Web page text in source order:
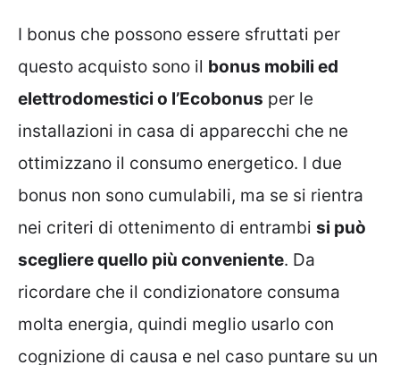
I bonus che possono essere sfruttati per
questo acquisto sono il bonus mobili ed
elettrodomestici o l’Ecobonus per le
installazioni in casa di apparecchi che ne
ottimizzano il consumo energetico. I due
bonus non sono cumulabili, ma se si rientra
nei criteri di ottenimento di entrambi si può
scegliere quello più conveniente. Da
ricordare che il condizionatore consuma
molta energia, quindi meglio usarlo con
cognizione di causa e nel caso puntare su un